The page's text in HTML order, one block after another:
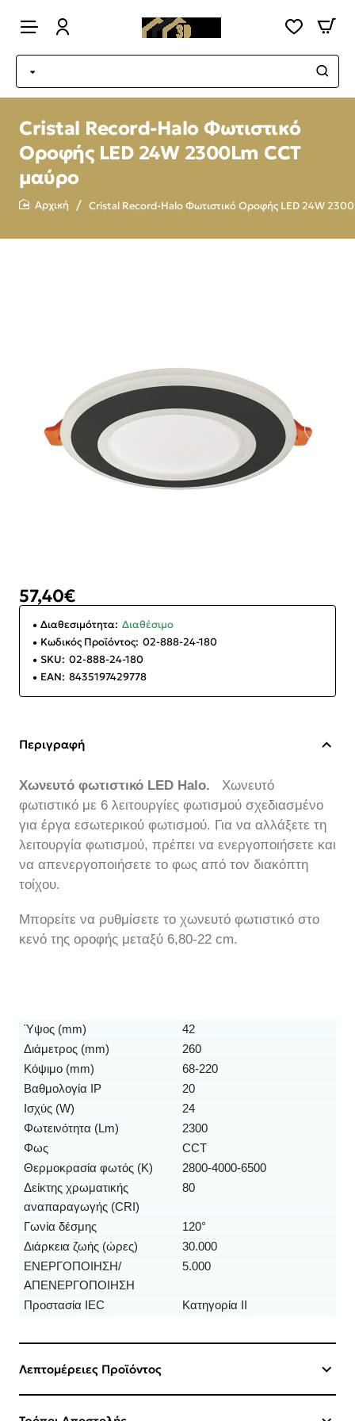
Cristal Record-Halo Φωτιστικό
Οροφής LED 24W 2300Lm CCT
μαύρο
Cristal Record-Halo Φωτιστικό Οροφής LED 24W
57,40€
Διαθεσιμότητα: Διαθέσιμο
Κωδικός Προϊόντος: 02-888-24-180
SKU: 02-888-24-180
EAN: 8435197429778
Περιγραφή
Χωνευτό φωτιστικό LED Halo. Χωνευτό
φωτιστικό με 6 λειτουργίες φωτισμού σχεδιασμένο
για έργα εσωτερικού φωτισμού. Για να αλλάξετε τη
λειτουργία φωτισμού, πρέπει να ενεργοποιήσετε και
να απενεργοποιήσετε το φως από τον διακόπτη
τοίχου.
Μπορείτε να ρυθμίσετε το χωνευτό φωτιστικό στο
κενό της οροφής μεταξύ 6,80-22 cm.
Ύψος (mm)
42
Διάμετρος (mm)
260
Κόψιμο (mm)
68-220
Βαθμολογία IP
20
Ισχύς (W)
24
Φωτεινότητα (Lm)
2300
Φως
CCT
Θερμοκρασία φωτός (K)
2800-4000-6500
Δείκτης χρωματικής
αναπαραγωγής (CRI)
80
Γωνία δέσμης
120°
Διάρκεια ζωής (ώρες)
30.000
ΕΝΕΡΓΟΠΟΙΗΣΗ/
ΑΠΕΝΕΡΓΟΠΟΙΗΣΗ
5.000
Προστασία IEC Κατηγορία II
Λεπτομέρειες Προϊόντος